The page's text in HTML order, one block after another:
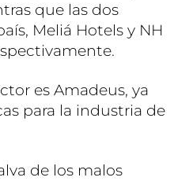
que las dos
Meliá Hotels y NH
es Amadeus, ya
para la industria de
de los malos